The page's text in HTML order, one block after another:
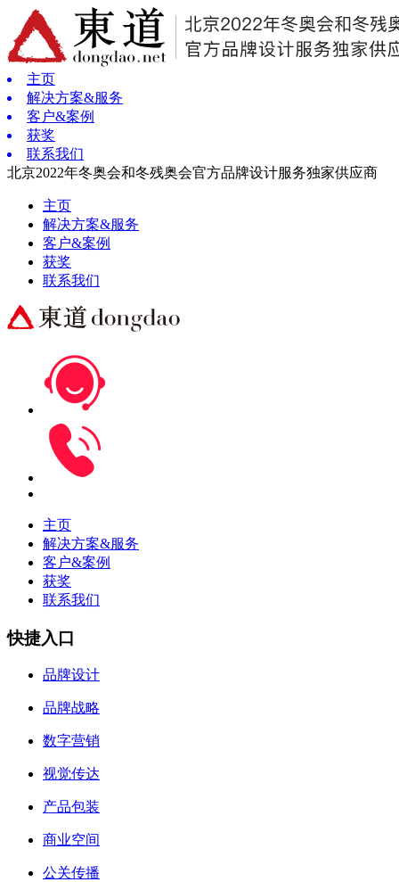
主页
解决方案&服务
客户&案例
获奖
联系我们
北京2022年冬奥会和冬残奥会官方品牌设计服务独家供应商
主页
解决方案&服务
客户&案例
获奖
联系我们
主页
解决方案&服务
客户&案例
获奖
联系我们
快捷入口
品牌设计
品牌战略
数字营销
视觉传达
产品包装
商业空间
公关传播